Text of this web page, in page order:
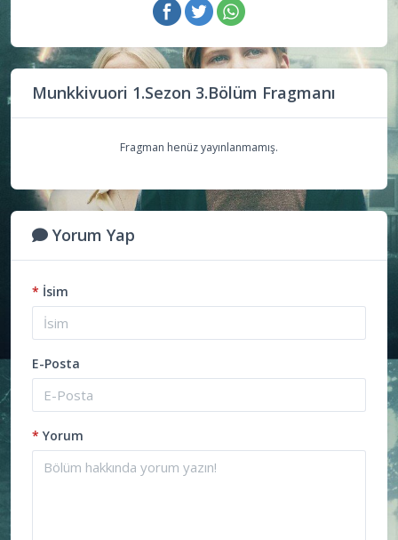
Munkkivuori 1.Sezon 3.Bölüm Fragmanı
Fragman henüz yayınlanmamış.
Yorum Yap
* İsim
E-Posta
* Yorum